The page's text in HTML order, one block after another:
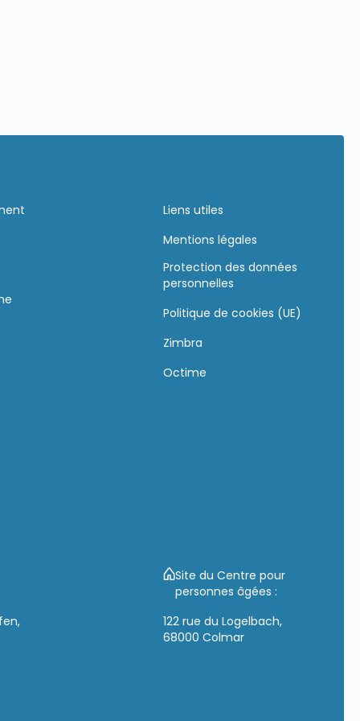
Liens utiles
Mentions légales
Protection des données
personnelles
Politique de cookies (UE)
Zimbra
Octime
Site du Centre pour
personnes âgées :
122 rue du Logelbach,
68000 Colmar